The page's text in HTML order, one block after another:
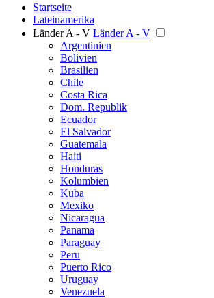
Startseite
Lateinamerika
Länder A - V Länder A - V
Argentinien
Bolivien
Brasilien
Chile
Costa Rica
Dom. Republik
Ecuador
El Salvador
Guatemala
Haiti
Honduras
Kolumbien
Kuba
Mexiko
Nicaragua
Panama
Paraguay
Peru
Puerto Rico
Uruguay
Venezuela